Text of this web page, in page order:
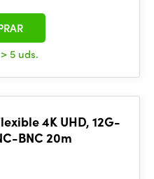
> 5 uds.
4K UHD, 12G-
BNC 20m